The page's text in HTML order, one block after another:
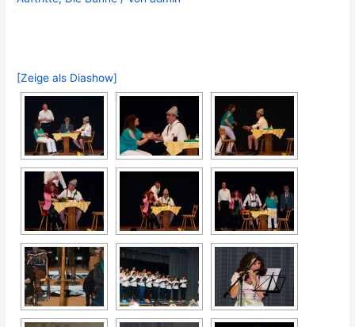
[Zeige als Diashow]